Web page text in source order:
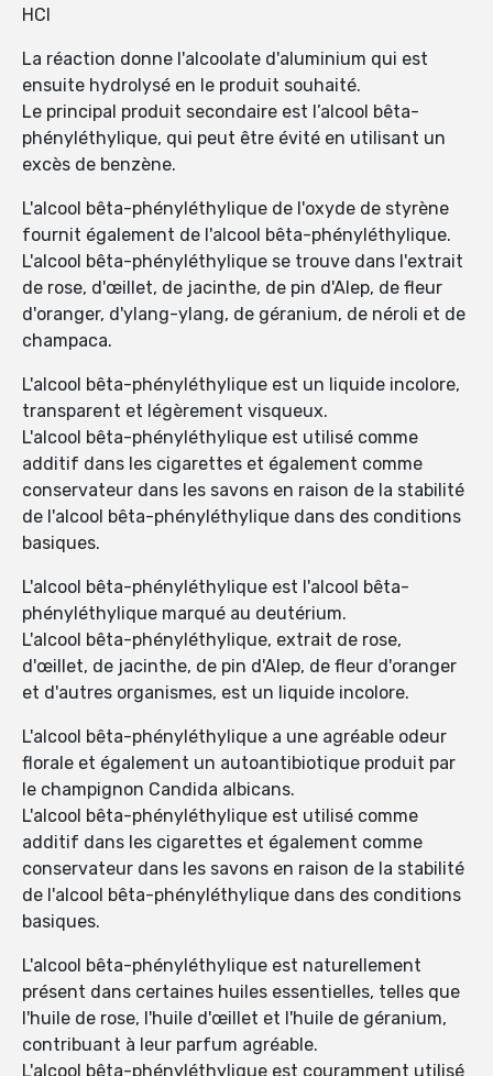
HCl
La réaction donne l'alcoolate d'aluminium qui est
ensuite hydrolysé en le produit souhaité.
Le principal produit secondaire est l’alcool bêta-
phényléthylique, qui peut être évité en utilisant un
excès de benzène.
L'alcool bêta-phényléthylique de l'oxyde de styrène
fournit également de l'alcool bêta-phényléthylique.
L'alcool bêta-phényléthylique se trouve dans l'extrait
de rose, d'œillet, de jacinthe, de pin d'Alep, de fleur
d'oranger, d'ylang-ylang, de géranium, de néroli et de
champaca.
L'alcool bêta-phényléthylique est un liquide incolore,
transparent et légèrement visqueux.
L'alcool bêta-phényléthylique est utilisé comme
additif dans les cigarettes et également comme
conservateur dans les savons en raison de la stabilité
de l'alcool bêta-phényléthylique dans des conditions
basiques.
L'alcool bêta-phényléthylique est l'alcool bêta-
phényléthylique marqué au deutérium.
L'alcool bêta-phényléthylique, extrait de rose,
d'œillet, de jacinthe, de pin d'Alep, de fleur d'oranger
et d'autres organismes, est un liquide incolore.
L'alcool bêta-phényléthylique a une agréable odeur
florale et également un autoantibiotique produit par
le champignon Candida albicans.
L'alcool bêta-phényléthylique est utilisé comme
additif dans les cigarettes et également comme
conservateur dans les savons en raison de la stabilité
de l'alcool bêta-phényléthylique dans des conditions
basiques.
L'alcool bêta-phényléthylique est naturellement
présent dans certaines huiles essentielles, telles que
l'huile de rose, l'huile d'œillet et l'huile de géranium,
contribuant à leur parfum agréable.
L'alcool bêta-phényléthylique est couramment utilisé